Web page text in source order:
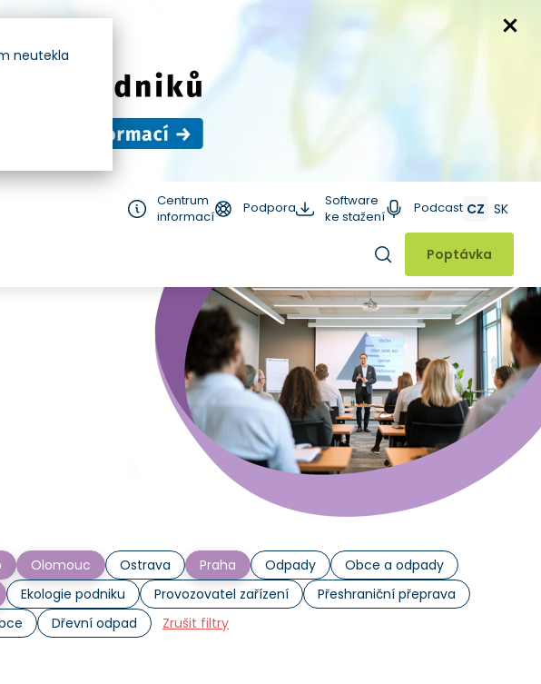
Centrum
informací
Podpora
Software
ke stažení
Podcast CZ SK
Hledat
Poptávka
Olomouc Ostrava Praha Odpady
Obce a odpady
Ekologie podniku Provozovatel zařízení
Přeshraniční přeprava
Dřevní odpad Zrušit filtry
neutekla